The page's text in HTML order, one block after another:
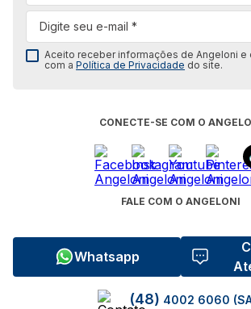
Aceito receber informações de Angeloni e
com aPolítica de Privacidade do site.
CONECTE-SE COM O
FALE COM O ANGELONI
Whatsapp
(48) 4002 6060